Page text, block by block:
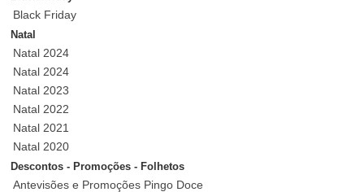
Black Friday
Natal
Natal 2024
Natal 2024
Natal 2023
Natal 2022
Natal 2021
Natal 2020
Descontos - Promoções - Folhetos
Antevisões e Promoções Pingo Doce